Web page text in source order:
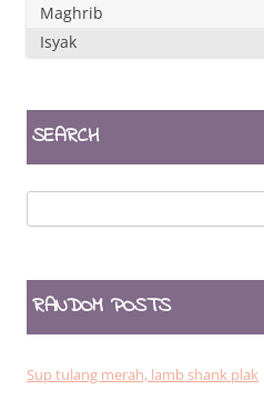
Maghrib
Isyak
SEARCH
for:
RANDOM POSTS
Sup tulang merah, lamb shank plak